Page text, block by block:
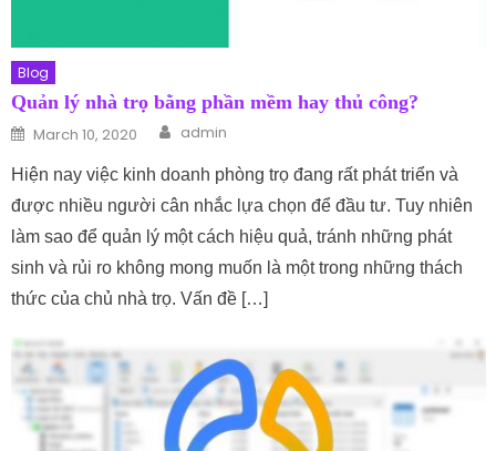
Blog
Quản lý nhà trọ bằng phần mềm hay thủ công?
Posted on
March 10, 2020 Author
admin
Hiện nay việc kinh doanh phòng trọ đang rất phát triển và
được nhiều người cân nhắc lựa chọn để đầu tư. Tuy nhiên
làm sao để quản lý một cách hiệu quả, tránh những phát
sinh và rủi ro không mong muốn là một trong những thách
thức của chủ nhà trọ. Vấn đề […]